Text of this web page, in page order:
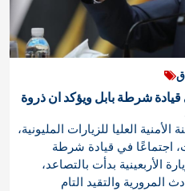
شرطة بابل ويؤكد ان ذروة
العليا للزيارات المليونية،
اجتماعًا في قيادة شرطة
الأربعينية بدأت بالتصاعد،
المرورية والتقيد التام